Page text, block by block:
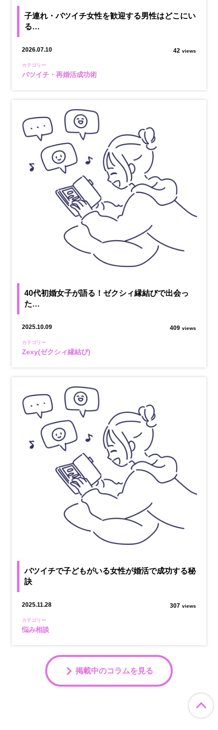
子連れ・バツイチ女性を歓迎する男性はどこにい
る…
2026.07.10 42 views
カテゴリー
バツイチ・再婚活成功術
40代初婚女子が語る！ゼクシィ縁結びで出会っ
た…
2025.10.09 409 views
カテゴリー
Zexy(ゼクシィ縁結び)
バツイチで子どもがいる女性が婚活で成功する秘
訣
2025.11.28 307 views
カテゴリー
悩み相談
掲載中のコラムを見る